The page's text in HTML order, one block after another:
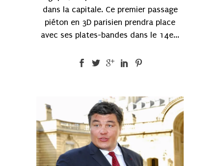
dans la capitale. Ce premier passage
piéton en 3D parisien prendra place
avec ses plates-bandes dans le 14e...